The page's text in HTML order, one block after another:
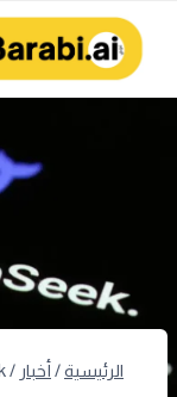
المحتوى
الرئيسية/ أخبار /